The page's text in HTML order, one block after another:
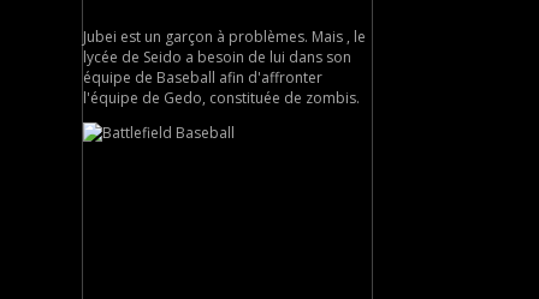
Jubei est un garçon à problèmes. Mais , le
lycée de Seido a besoin de lui dans son
équipe de Baseball afin d'affronter
l'équipe de Gedo, constituée de zombis.